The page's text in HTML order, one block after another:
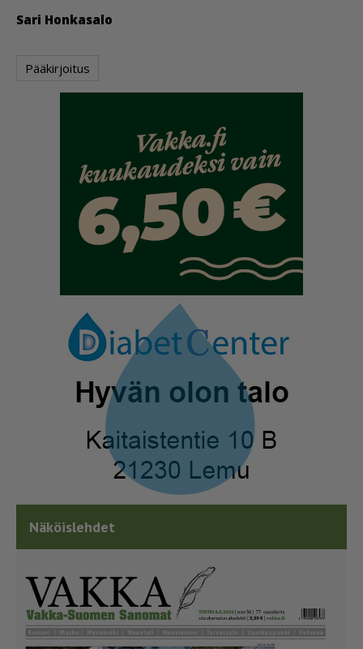
Sari Hon­ka­sa­lo
Pääkirjoitus
Näköislehdet